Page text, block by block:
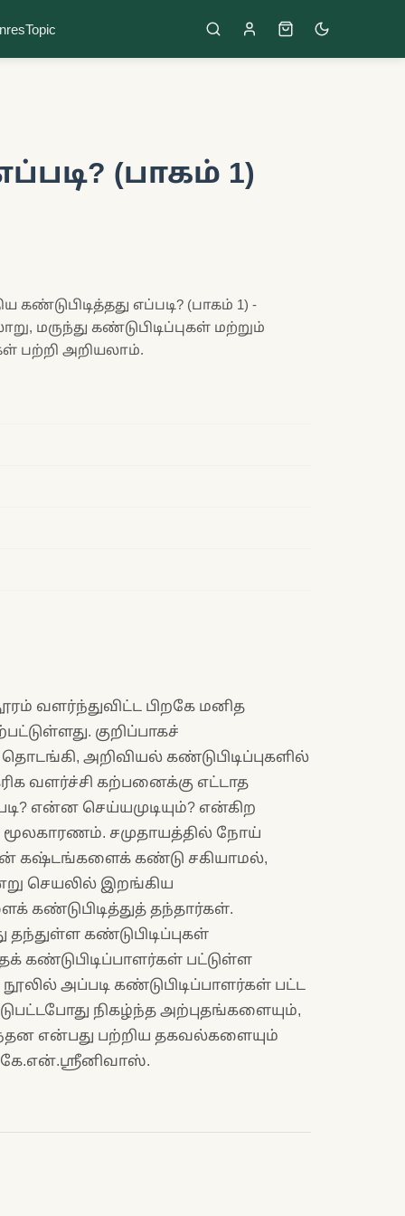
Topic
(பாகம் 1)
எப்படி? (பாகம் 1) -
மருந்து கண்டுபிடிப்புகள் மற்றும்
பற்றி அறியலாம்.
வளர்ந்துவிட்ட பிறகே மனித
குறிப்பாகச்
அறிவியல் கண்டுபிடிப்புகளில்
வளர்ச்சி கற்பனைக்கு எட்டாத
என்ன செய்யமுடியும்? என்கிற
மூலகாரணம். சமுதாயத்தில் நோய்
கஷ்டங்களைக் கண்டு சகியாமல்,
செயலில் இறங்கிய
கண்டுபிடித்துத் தந்தார்கள்.
கண்டுபிடிப்புகள்
பட்டுள்ள
அப்படி கண்டுபிடிப்பாளர்கள் பட்ட
நிகழ்ந்த அற்புதங்களையும்,
என்பது பற்றிய தகவல்களையும்
கே.என்.ஸ்ரீனிவாஸ்.